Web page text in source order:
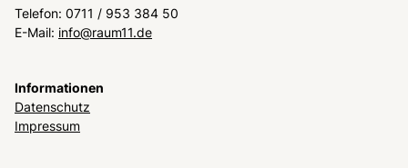
Telefon: 0711 / 953 384 50
E-Mail: info@raum11.de
Informationen
Datenschutz
Impressum